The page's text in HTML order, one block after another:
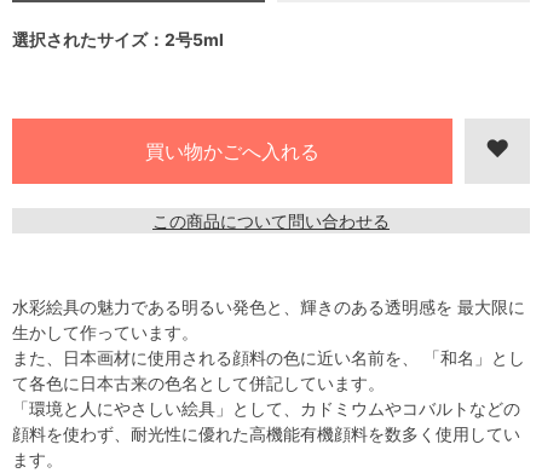
選択されたサイズ：2号5ml
この商品について問い合わせる
水彩絵具の魅力である明るい発色と、輝きのある透明感を 最大限に
生かして作っています。
また、日本画材に使用される顔料の色に近い名前を、 「和名」とし
て各色に日本古来の色名として併記しています。
「環境と人にやさしい絵具」として、カドミウムやコバルトなどの
顔料を使わず、耐光性に優れた高機能有機顔料を数多く使用してい
ます。